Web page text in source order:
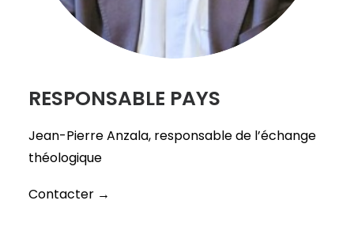
RESPONSABLE PAYS
Jean-Pierre Anzala, responsable de l’échange
théologique
Contacter →